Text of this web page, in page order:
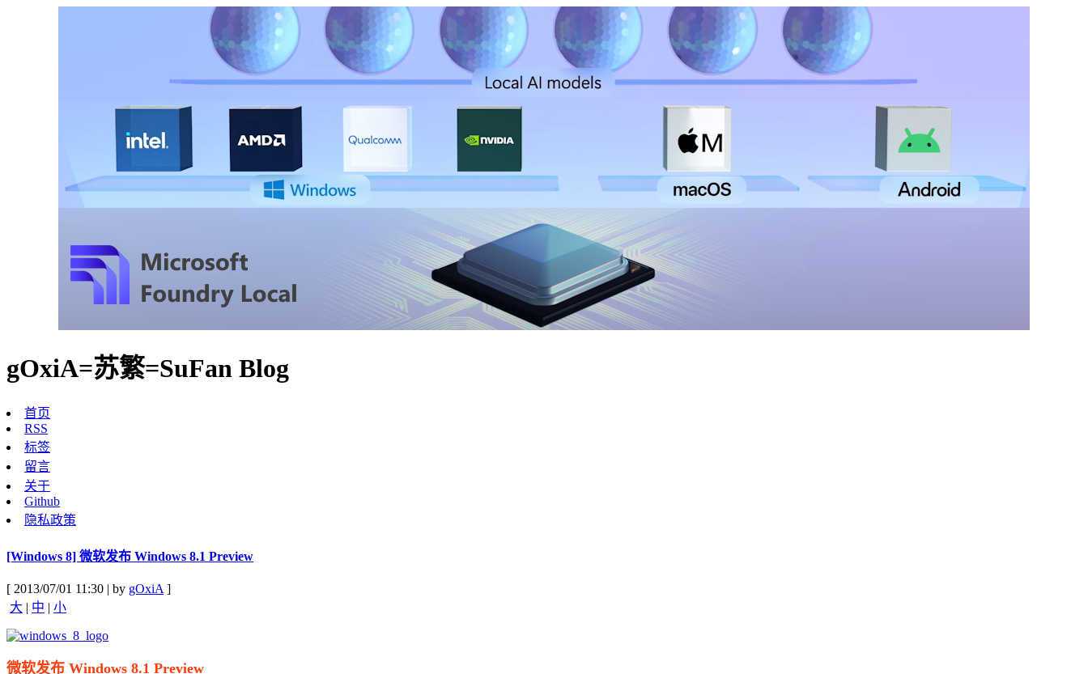
gOxiA=苏繁=SuFan Blog
首页
RSS
标签
留言
关于
Github
隐私政策
[Windows 8] 微软发布 Windows 8.1 Preview
[ 2013/07/01 11:30 | by gOxiA]
大 | 中 | 小
微软发布 Windows 8.1 Preview